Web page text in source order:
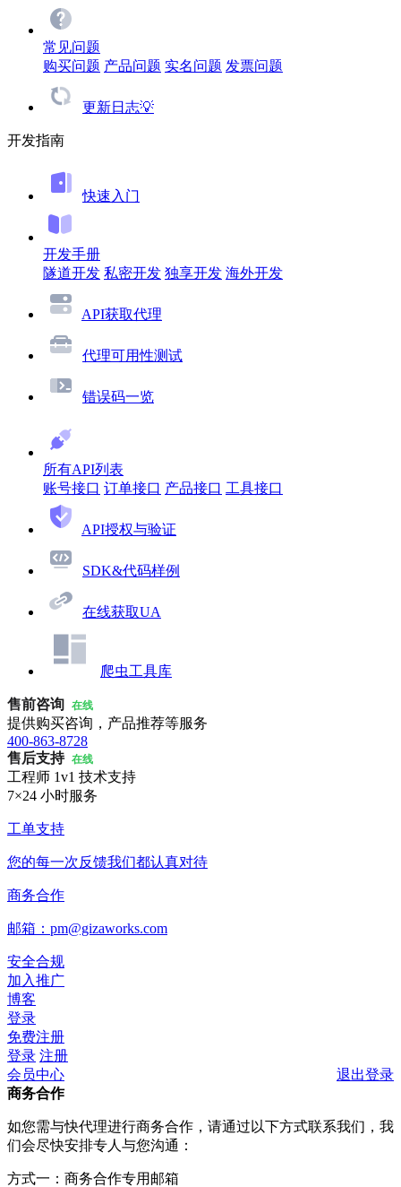
常见问题
购买问题 产品问题 实名问题 发票问题
更新日志💡
开发指南
快速入门
开发手册
隧道开发 私密开发 独享开发 海外开发
API获取代理
代理可用性测试
错误码一览
所有API列表
账号接口 订单接口 产品接口 工具接口
API授权与验证
SDK&代码样例
在线获取UA
爬虫工具库
售前咨询 在线
提供购买咨询，产品推荐等服务
400-863-8728
售后支持 在线
工程师 1v1 技术支持
7×24 小时服务
工单支持
您的每一次反馈我们都认真对待
商务合作
邮箱：pm@gizaworks.com
安全合规
加入推广
博客
登录
免费注册
登录 注册
会员中心
退出登录
商务合作
如您需与快代理进行商务合作，请通过以下方式联系我们，我
们会尽快安排专人与您沟通：
方式一：商务合作专用邮箱